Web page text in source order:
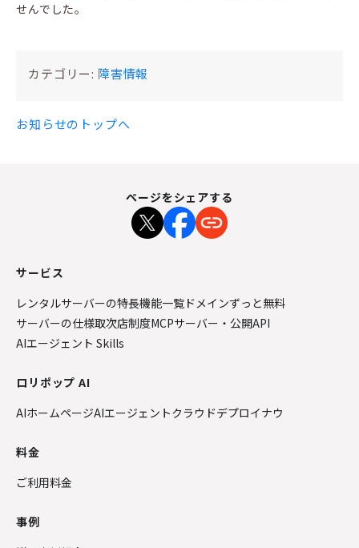
せんでした。
カテゴリー: 障害情報
お知らせのトップへ
ページをシェアする
サービス
レンタルサーバーの特長機能一覧 ドメインずっと無料
サーバーの仕様取次店制度MCPサーバー・公開API
AIエージェント Skills
ロリポップ AI
AIホームページAIエージェントクラウドデプロイナウ
料金
ご利用料金
事例